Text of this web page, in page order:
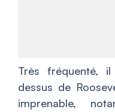
Très fréquenté,
dessus de
imprenable,